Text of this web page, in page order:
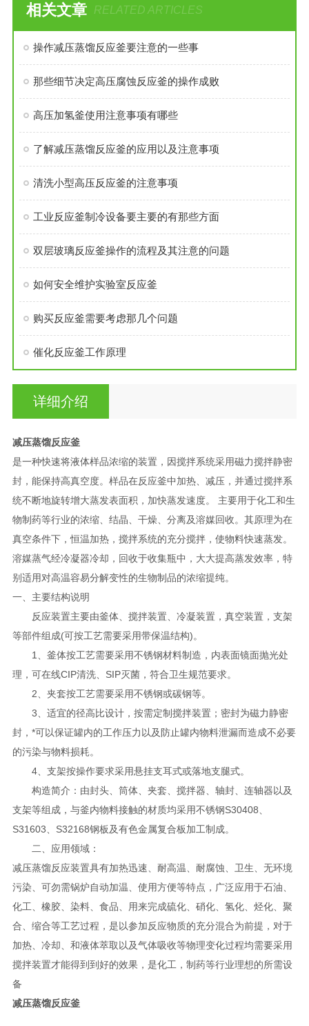
相关文章 RELATED ARTICLES
操作减压蒸馏反应釜要注意的一些事
那些细节决定高压腐蚀反应釜的操作成败
高压加氢釜使用注意事项有哪些
了解减压蒸馏反应釜的应用以及注意事项
清洗小型高压反应釜的注意事项
工业反应釜制冷设备要主要的有那些方面
双层玻璃反应釜操作的流程及其注意的问题
如何安全维护实验室反应釜
购买反应釜需要考虑那几个问题
催化反应釜工作原理
详细介绍
减压蒸馏反应釜
是一种快速将液体样品浓缩的装置，因搅拌系统采用磁力搅拌静密
封，能保持高真空度。样品在反应釜中加热、减压，并通过搅拌系
统不断地旋转增大蒸发表面积，加快蒸发速度。 主要用于化工和生
物制药等行业的浓缩、结晶、干燥、分离及溶媒回收。其原理为在
真空条件下，恒温加热，搅拌系统的充分搅拌，使物料快速蒸发。
溶媒蒸气经冷凝器冷却，回收于收集瓶中，大大提高蒸发效率，特
别适用对高温容易分解变性的生物制品的浓缩提纯。
一、主要结构说明
反应装置主要由釜体、搅拌装置、冷凝装置，真空装置，支架
等部件组成(可按工艺需要采用带保温结构)。
1、釜体按工艺需要采用不锈钢材料制造，内表面镜面抛光处
理，可在线CIP清洗、SIP灭菌，符合卫生规范要求。
2、夹套按工艺需要采用不锈钢或碳钢等。
3、适宜的径高比设计，按需定制搅拌装置；密封为磁力静密
封，*可以保证罐内的工作压力以及防止罐内物料泄漏而造成不必要
的污染与物料损耗。
4、支架按操作要求采用悬挂支耳式或落地支腿式。
构造简介：由封头、筒体、夹套、搅拌器、轴封、连轴器以及
支架等组成，与釜内物料接触的材质均采用不锈钢S30408、
S31603、S32168钢板及有色金属复合板加工制成。
二、应用领域：
减压蒸馏反应装置具有加热迅速、耐高温、耐腐蚀、卫生、无环境
污染、可勿需锅炉自动加温、使用方便等特点，广泛应用于石油、
化工、橡胶、染料、食品、用来完成硫化、硝化、氢化、烃化、聚
合、缩合等工艺过程，是以参加反应物质的充分混合为前提，对于
加热、冷却、和液体萃取以及气体吸收等物理变化过程均需要采用
搅拌装置才能得到到好的效果，是化工，制药等行业理想的所需设
备
减压蒸馏反应釜